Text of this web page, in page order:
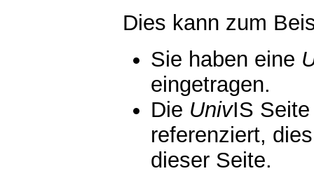
Dies kann zum
Sie haben eine
eingetragen.
Die UnivIS
referenziert,
dieser Seite.